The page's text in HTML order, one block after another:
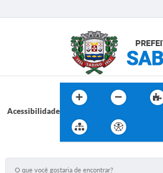
Acessibilidade